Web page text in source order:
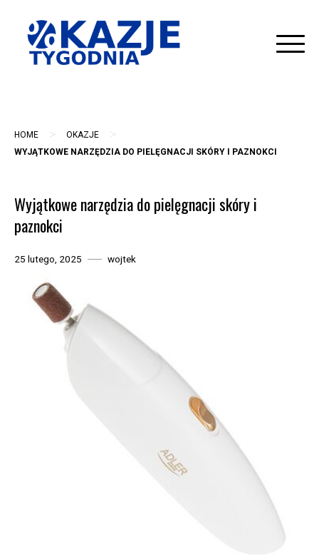
content
HOME > OKAZJE >
WYJĄTKOWE NARZĘDZIA DO PIELĘGNACJI SKÓRY I PAZNOKCI
Wyjątkowe narzędzia do pielęgnacji skóry i
paznokci
25 lutego, 2025 wojtek